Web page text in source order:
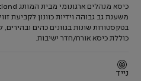
משענת גב גבוהה וידיות כוונון לקביעת
בטקסטורות שונות בגוונים כהים
כוללת כיסא אורח/חדר ישיבות.
נייד